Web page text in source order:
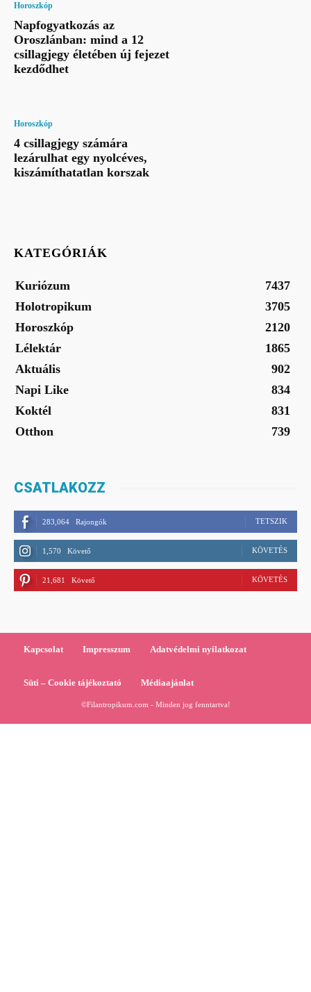
Horoszkóp
Napfogyatkozás az
Oroszlánban: mind a 12
csillagjegy életében új fejezet
kezdődhet
Horoszkóp
4 csillagjegy számára
lezárulhat egy nyolcéves,
kiszámíthatatlan korszak
KATEGÓRIÁK
Kuriózum
7437
Holotropikum
3705
Horoszkóp
2120
Lélektár
1865
Aktuális
902
Napi Like
834
Koktél
831
Otthon
739
CSATLAKOZZ
283,064 Rajongók TETSZIK
1,570 Követő KÖVETÉS
21,681 Követő KÖVETÉS
Kapcsolat Impresszum Adatvédelmi nyilatkozat
Süti – Cookie tájékoztató Médiaajánlat
©Filantropikum.com - Minden jog fenntartva!